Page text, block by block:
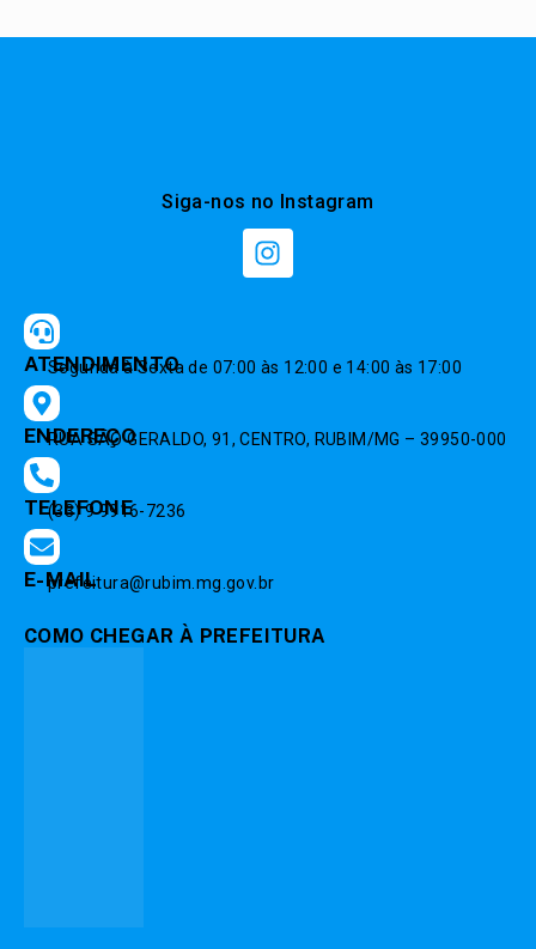
Siga-nos no Instagram
ATENDIMENTO
Segunda à Sexta de 07:00 às 12:00 e 14:00 às 17:00
ENDEREÇO
RUA SÃO GERALDO, 91, CENTRO, RUBIM/MG – 39950-000
TELEFONE
(33) 9 9916-7236
E-MAIL
prefeitura@rubim.mg.gov.br
COMO CHEGAR À PREFEITURA